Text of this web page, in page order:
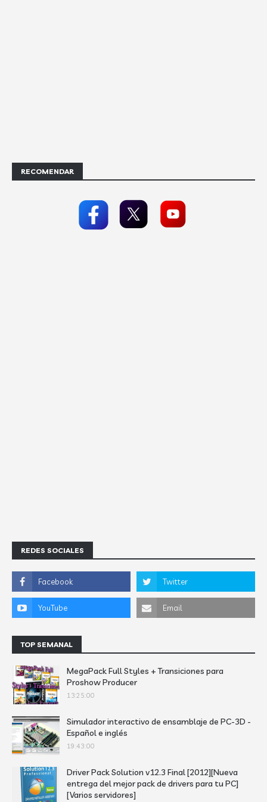
RECOMENDAR
REDES SOCIALES
TOP SEMANAL
MegaPack Full Styles + Transiciones para
Proshow Producer
13:25:00
Simulador interactivo de ensamblaje de PC-3D -
Español e inglés
19:43:00
Driver Pack Solution v12.3 Final [2012][Nueva
entrega del mejor pack de drivers para tu PC]
[Varios servidores]